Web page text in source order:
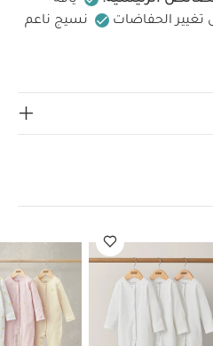
تغيير الحفاضات
نسيج ناعم
الألوان الداكنة بشكل منفصل